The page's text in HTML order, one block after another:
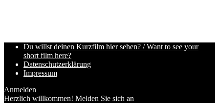
Du willst deinen Kurzfilm hier sehen? / Want to see your
short film here?
Datenschutzerklärung
Impressum
Anmelden
Herzlich willkommen! Melden Sie sich an